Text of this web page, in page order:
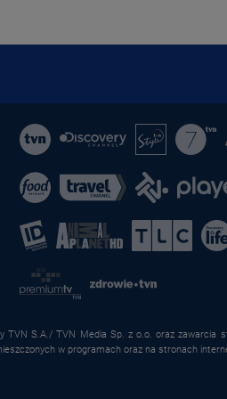
S.A./ TVN Media Sp. z o.o. oraz
w programach oraz na stronach